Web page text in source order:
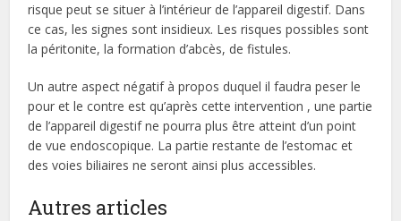
risque peut se situer à l’intérieur de l’appareil digestif. Dans
ce cas, les signes sont insidieux. Les risques possibles sont
la péritonite, la formation d’abcès, de fistules.
Un autre aspect négatif à propos duquel il faudra peser le
pour et le contre est qu’après cette intervention , une partie
de l’appareil digestif ne pourra plus être atteint d’un point
de vue endoscopique. La partie restante de l’estomac et
des voies biliaires ne seront ainsi plus accessibles.
Autres articles